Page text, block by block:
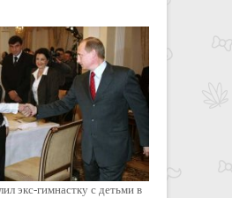
экс-гимнастку с детьми в